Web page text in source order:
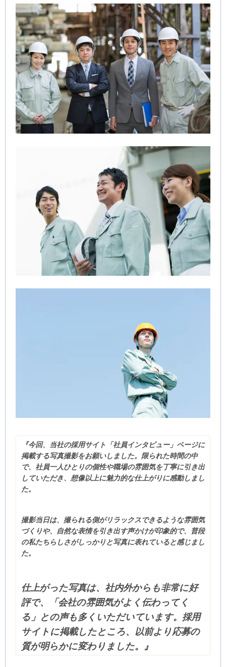
『今回、当社の採用サイト「社員インタビュー」ページに
掲載する写真撮影をお願いしました。限られた時間の中
で、社員一人ひとりの個性や職場の雰囲気を丁寧に引き出
していただき、想像以上に魅力的な仕上がりに感動しまし
た。
撮影当日は、撮られる側がリラックスできるような雰囲気
づくりや、自然な表情を引き出す声かけが印象的で、普段
の私たちらしさがしっかりと写真に表れていると感じまし
た。
仕上がった写真は、社内外からも非常に好
評で、「会社の雰囲気がよく伝わってく
る」との声も多くいただいています。採用
サイトに掲載したところ、以前より応募の
質が明らかに変わりました。』